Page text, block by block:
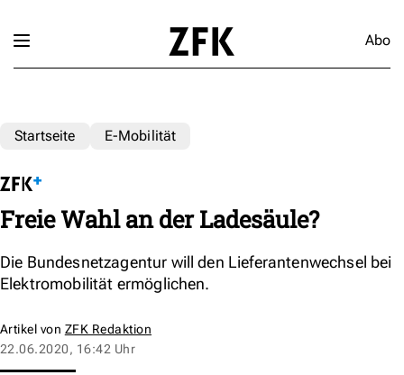
Abo
Startseite E-Mobilität
Freie Wahl an der Ladesäule?
Die Bundesnetzagentur will den Lieferantenwechsel bei
Elektromobilität ermöglichen.
Artikel von ZFK Redaktion
22.06.2020, 16:42 Uhr